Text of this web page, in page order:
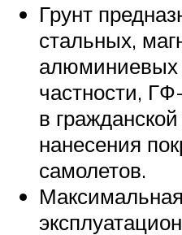
Грунт
стальных,
алюминиевых
частности,
в
нанесения
самолетов.
Максимальная